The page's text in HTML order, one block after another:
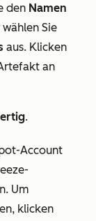
den Namen
Sie
aus. Klicken
an
.
Account
Um
klicken